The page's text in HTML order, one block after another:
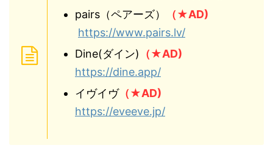
pairs（ペアーズ）
（★AD)
https://www.pairs.lv/
Dine(ダイン) （★AD)
https://dine.app/
イヴイヴ（★AD)
https://eveeve.jp/